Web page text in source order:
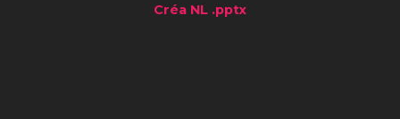
Créa NL .pptx